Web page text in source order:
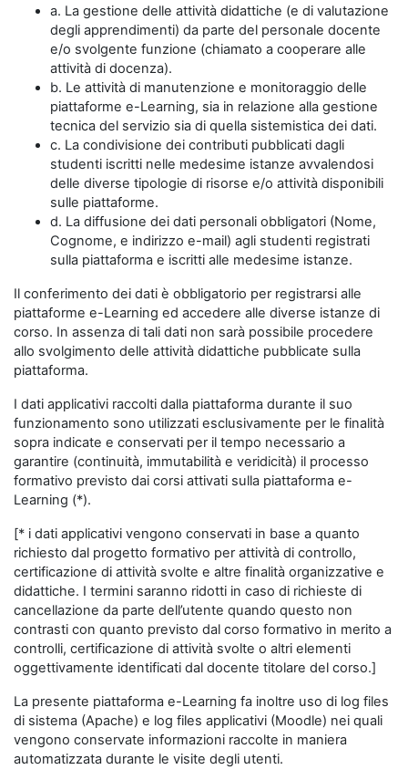
a. La gestione delle attività didattiche (e di valutazione
degli apprendimenti) da parte del personale docente
e/o svolgente funzione (chiamato a cooperare alle
attività di docenza).
b. Le attività di manutenzione e monitoraggio delle
piattaforme e-Learning, sia in relazione alla gestione
tecnica del servizio sia di quella sistemistica dei dati.
c. La condivisione dei contributi pubblicati dagli
studenti iscritti nelle medesime istanze avvalendosi
delle diverse tipologie di risorse e/o attività disponibili
sulle piattaforme.
d. La diffusione dei dati personali obbligatori (Nome,
Cognome, e indirizzo e-mail) agli studenti registrati
sulla piattaforma e iscritti alle medesime istanze.
Il conferimento dei dati è obbligatorio per registrarsi alle
piattaforme e-Learning ed accedere alle diverse istanze di
corso. In assenza di tali dati non sarà possibile procedere
allo svolgimento delle attività didattiche pubblicate sulla
piattaforma.
I dati applicativi raccolti dalla piattaforma durante il suo
funzionamento sono utilizzati esclusivamente per le finalità
sopra indicate e conservati per il tempo necessario a
garantire (continuità, immutabilità e veridicità) il processo
formativo previsto dai corsi attivati sulla piattaforma e-
Learning (*).
[* i dati applicativi vengono conservati in base a quanto
richiesto dal progetto formativo per attività di controllo,
certificazione di attività svolte e altre finalità organizzative e
didattiche. I termini saranno ridotti in caso di richieste di
cancellazione da parte dell’utente quando questo non
contrasti con quanto previsto dal corso formativo in merito a
controlli, certificazione di attività svolte o altri elementi
oggettivamente identificati dal docente titolare del corso.]
La presente piattaforma e-Learning fa inoltre uso di log files
di sistema (Apache) e log files applicativi (Moodle) nei quali
vengono conservate informazioni raccolte in maniera
automatizzata durante le visite degli utenti.